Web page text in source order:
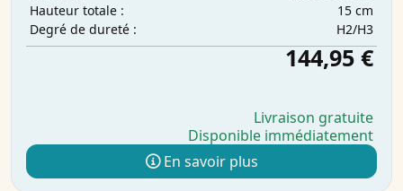
Hauteur totale :
15 cm
Degré de dureté :
H2/H3
144,95 €
Livraison gratuite
Disponible immédiatement
En savoir plus